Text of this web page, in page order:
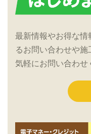
最新情報やお得な
るお問い合わせや
気軽にお問い合わせ